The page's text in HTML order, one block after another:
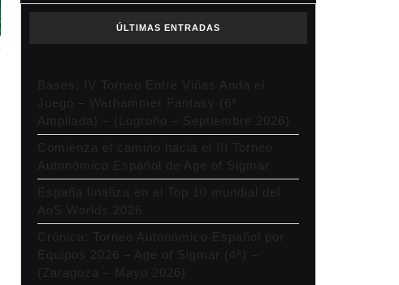
ÚLTIMAS ENTRADAS
Bases: IV Torneo Entre Viñas Anda el
Juego – Warhammer Fantasy (6ª
Ampliada) – (Logroño – Septiembre 2026)
Comienza el camino hacia el III Torneo
Autonómico Español de Age of Sigmar
España finaliza en el Top 10 mundial del
AoS Worlds 2026
Crónica: Torneo Autonómico Español por
Equipos 2026 – Age of Sigmar (4ª) –
(Zaragoza – Mayo 2026)